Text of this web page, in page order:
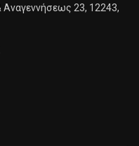
Αναγεννήσεως 23, 12243,